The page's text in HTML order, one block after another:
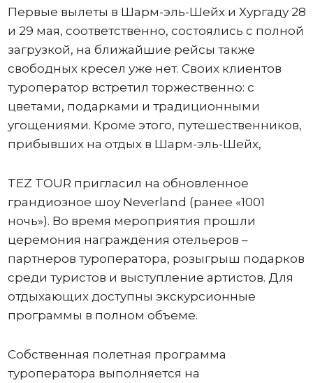
Первые вылеты в Шарм-эль-Шейх и Хургаду 28
и 29 мая, соответственно, состоялись с полной
загрузкой, на ближайшие рейсы также
свободных кресел уже нет. Своих клиентов
туроператор встретил торжественно: с
цветами, подарками и традиционными
угощениями. Кроме этого, путешественников,
прибывших на отдых в Шарм-эль-Шейх,
TEZ TOUR пригласил на обновленное
грандиозное шоу Neverland (ранее «1001
ночь»). Во время мероприятия прошли
церемония награждения отельеров –
партнеров туроператора, розыгрыш подарков
среди туристов и выступление артистов. Для
отдыхающих доступны экскурсионные
программы в полном объеме.
Собственная полетная программа
туроператора выполняется на